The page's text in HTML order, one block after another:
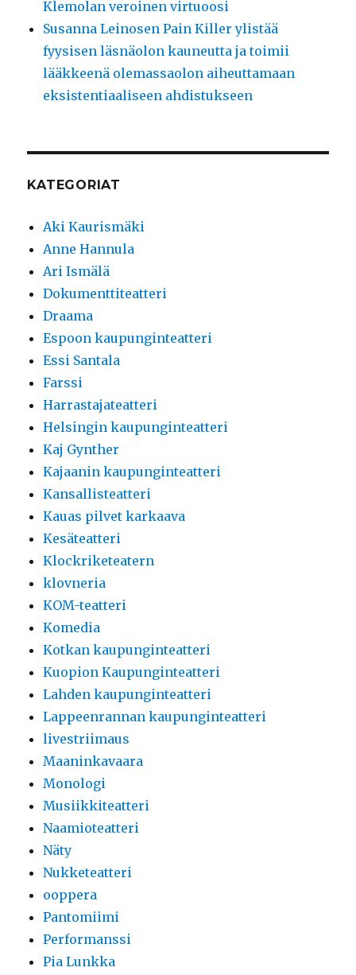
Klemolan veroinen virtuoosi
Susanna Leinosen Pain Killer ylistää
fyysisen läsnäolon kauneutta ja toimii
lääkkeenä olemassaolon aiheuttamaan
eksistentiaaliseen ahdistukseen
KATEGORIAT
Aki Kaurismäki
Anne Hannula
Ari Ismälä
Dokumenttiteatteri
Draama
Espoon kaupunginteatteri
Essi Santala
Farssi
Harrastajateatteri
Helsingin kaupunginteatteri
Kaj Gynther
Kajaanin kaupunginteatteri
Kansallisteatteri
Kauas pilvet karkaava
Kesäteatteri
Klockriketeatern
klovneria
KOM-teatteri
Komedia
Kotkan kaupunginteatteri
Kuopion Kaupunginteatteri
Lahden kaupunginteatteri
Lappeenrannan kaupunginteatteri
livestriimaus
Maaninkavaara
Monologi
Musiikkiteatteri
Naamioteatteri
Näty
Nukketeatteri
ooppera
Pantomiimi
Performanssi
Pia Lunkka